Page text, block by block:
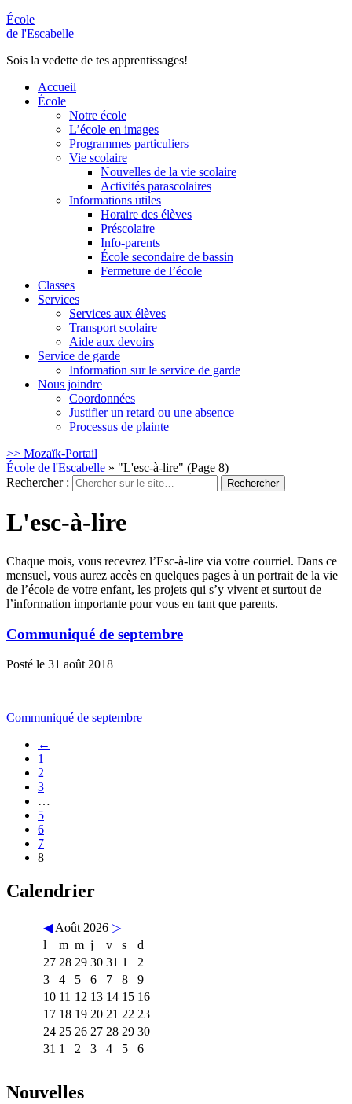
École
de l'Escabelle
Sois la vedette de tes apprentissages!
Accueil
École
Notre école
L’école en images
Programmes particuliers
Vie scolaire
Nouvelles de la vie scolaire
Activités parascolaires
Informations utiles
Horaire des élèves
Préscolaire
Info-parents
École secondaire de bassin
Fermeture de l’école
Classes
Services
Services aux élèves
Transport scolaire
Aide aux devoirs
Service de garde
Information sur le service de garde
Nous joindre
Coordonnées
Justifier un retard ou une absence
Processus de plainte
>> Mozaïk-Portail
École de l'Escabelle » "L'esc-à-lire" (Page 8)
Rechercher :
L'esc-à-lire
Chaque mois, vous recevrez l’Esc-à-lire via votre courriel. Dans ce
mensuel, vous aurez accès en quelques pages à un portrait de la vie
de l’école de votre enfant, les projets qui s’y vivent et surtout de
l’information importante pour vous en tant que parents.
Communiqué de septembre
Posté le 31 août 2018
Communiqué de septembre
←
1
2
3
…
5
6
7
8
Calendrier
◀ Août 2026 ▷
l
m m j v s
d
27 28 29 30 31 1
2
3
4 5 6 7 8
9
10 11 12 13 14 15 16
17 18 19 20 21 22 23
24 25 26 27 28 29 30
31 1 2 3 4 5 6
Nouvelles